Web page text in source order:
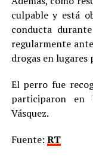
culpable y está
conducta
regularmente
drogas en lugares
El perro fue
participaron en
Vásquez.
Fuente: RT